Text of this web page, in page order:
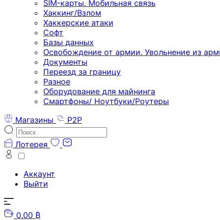
SIM-карты. Мобильная связь
Хаккинг/Взлом
Хаккерские атаки
Софт
Базы данных
Освобождение от армии. Увольнение из
Документы
Переезд за границу
Разное
Оборудование для майнинга
Смартфоны/ Ноутбуки/Роутеры
Магазины
P2P
Лотерея
Аккаунт
Выйти
0.00 ₿